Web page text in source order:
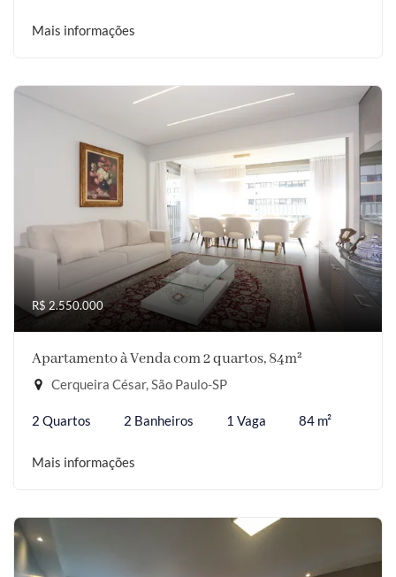
Mais informações
R$ 2.550.000
Apartamento à Venda com 2 quartos, 84m²
Cerqueira César, São Paulo-SP
2 Quartos 2 Banheiros 1 Vaga 84 m²
Mais informações